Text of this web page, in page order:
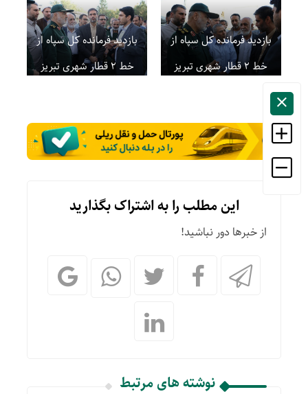
بازدید فرمانده کل سپاه از
خط ۲ قطار شهری تبریز
بازدید فرمانده کل سپاه از
خط ۲ قطار شهری تبریز
این مطلب را به اشتراک بگذارید
از خبرها دور نباشید!
نوشته های مرتبط